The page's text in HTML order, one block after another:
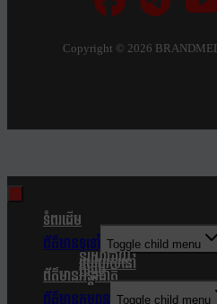
Copyright ©2026
ទំពរដើម
ព័ត៌មានទូទៅ Toggle child menu
នយោបាយ
របៀបរស់នៅ
សង្គម
ព័ត៌មានអន្តរជាតិ
Toggle child menu